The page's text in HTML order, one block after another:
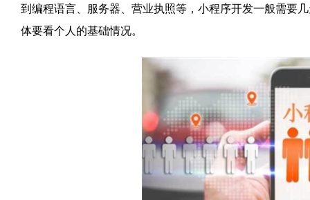
到编程语言、服务器、营业执照等，小程序开发一般需要
体要看个人的基础情况。